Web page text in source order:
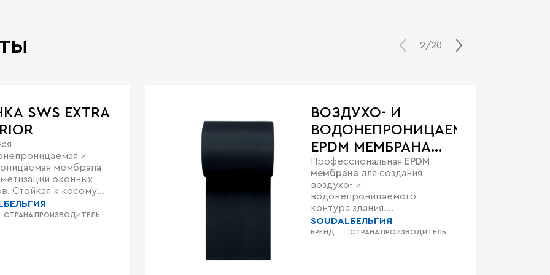
2/20
SWS EXTRA
и
мембрана
оконных
Стойкая к косому
УФ-излучению. Два
слоя (полоса и
БЕЛЬГИЯ
СТРАНА ПРОИЗВОДИТЕЛЬ
ВОЗДУХО- И
ВОДОНЕПРОНИЦАЕМАЯ
EPDM МЕМБРАНА
200 ММ
Профессиональная EPDM
мембрана
воздухо- и
водонепроницаемого
контура здания.
Обеспечиваетнадежную
защиту фундаментовот влаги
SOUDAL
БРЕНД
БЕЛЬГИЯ
СТРАНА ПРОИЗВОДИТЕЛЬ